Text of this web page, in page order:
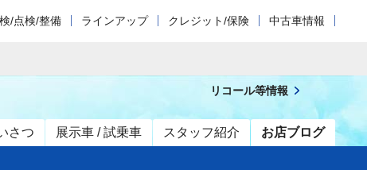
/点検/整備 ラインアップ クレジット/保険 中古車情報
さつ 展示車 / 試乗車 スタッフ紹介 お店ブログ
リコール等情報